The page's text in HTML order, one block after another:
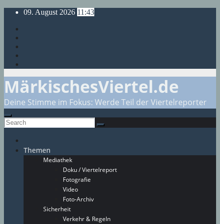
Skip
content
09. August 2026 11:43
MärkischesViertel.de
Deine Stimme im Fokus: Werde Teil der Viertelreporter
Themen
Mediathek
Doku / Viertelreport
Fotografie
Video
Foto-Archiv
Sicherheit
Verkehr & Regeln